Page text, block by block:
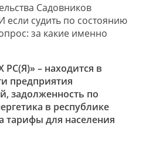
Садовников
если судить по состоянию
за какие именно
– находится в
предприятия
задолженность по
в республике
тарифы для населения